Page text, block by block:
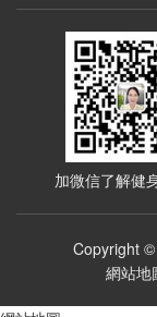
新聞動態
廣州糖心LOGO免